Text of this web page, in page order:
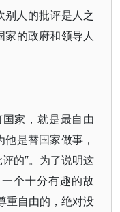
人的批评是人之
的政府和领导人
家，就是最自由
是替国家做事，
的”。为了说明这
个十分有趣的故
重自由的，绝对没